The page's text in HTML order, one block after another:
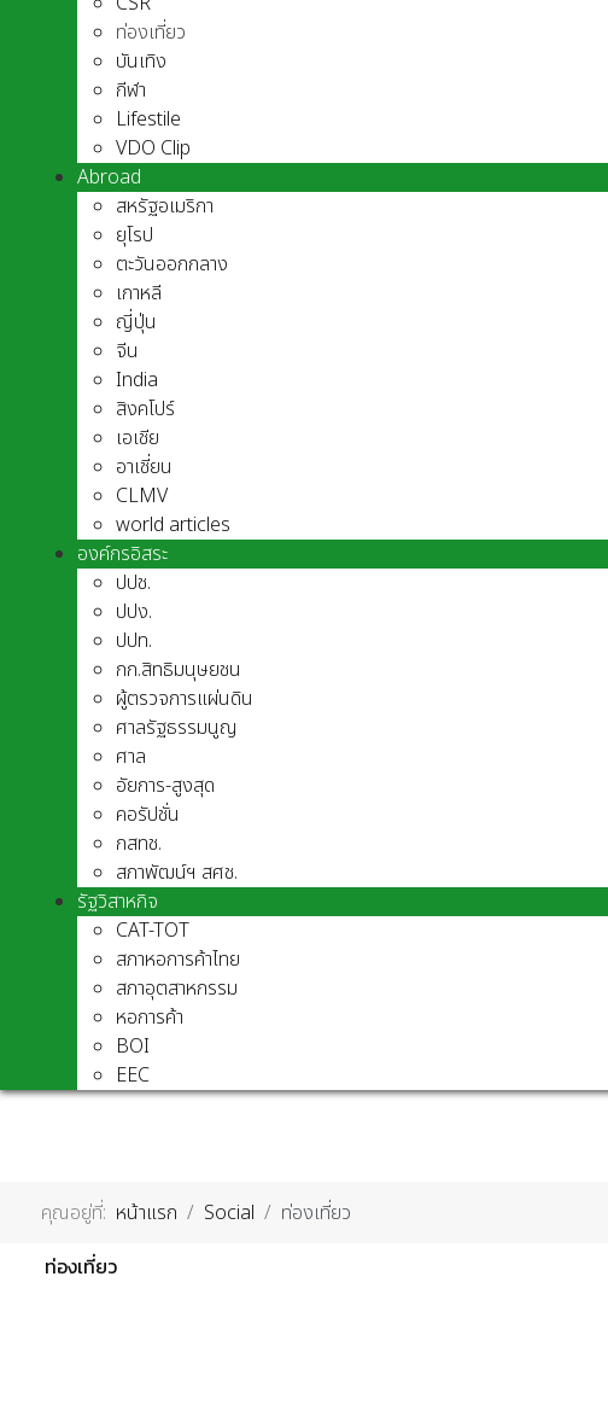
ท่องเที่ยว
บันเทิง
กีฬา
Lifestile
VDO Clip
Abroad
สหรัฐอเมริกา
ยุโรป
ตะวันออกกลาง
เกาหลี
ญี่ปุ่น
จีน
India
สิงคโปร์
เอเชีย
อาเชี่ยน
CLMV
world articles
องค์กรอิสระ
ปปช.
ปปง.
ปปท.
กก.สิทธิมนุษยชน
ผู้ตรวจการแผ่นดิน
ศาลรัฐธรรมนูญ
ศาล
อัยการ-สูงสุด
คอรัปชั่น
กสทช.
สภาพัฒน์ฯ สศช.
รัฐวิสาหกิจ
CAT-TOT
สภาหอการค้าไทย
สภาอุตสาหกรรม
หอการค้า
BOI
EEC
คุณอยู่ที่: หน้าแรก Social
ท่องเที่ยว
ท่องเที่ยว